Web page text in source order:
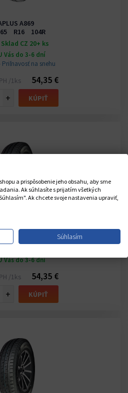
A869
65 R16 104R
Sklad CZ 20+ ks
Vás do 3-6 dní
na snehu
/1ks
54,35 €
+ KÚPIŤ
A869
Vás do 3-6 dní
/1ks
54,35 €
+ KÚPIŤ
a prispôsobenie jeho obsahu, aby sme
Ak súhlasíte s prijatím všetkých
Ak chcete svoje nastavenia upraviť,
Súhlasím